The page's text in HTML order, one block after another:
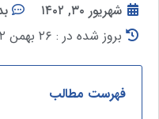
شهریور ۳۰, ۱۴۰۲
بروز شده در : ۲۶ بهمن ۱۴۰۲
فهرست مطالب